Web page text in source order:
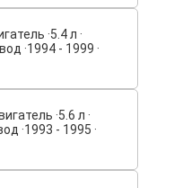
·5.4 л ·
·1994 - 1999 ·
·5.6 л ·
·1993 - 1995 ·